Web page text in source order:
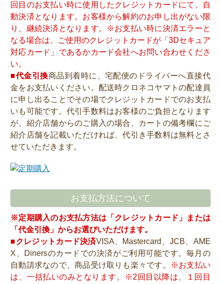
回目のお支払い時に使用したクレジットカードにて、自
動決済となります。お客様から解約のお申し出がない限
り、継続決済となります。※お支払い時に決済エラーと
なる場合は、ご使用のクレジットカードが「3Dセキュア
対応カード」であるかカード会社へお問い合わせくださ
い。
■代金引換商品到着時に、宅配便のドライバーへ直接代
金をお支払いください。配送時クロネコヤマトの配達員
に申し出ることでその場でクレジットカードでのお支払
いも可能です。代引手数料はお客様のご負担となります
が、紹介店舗からのご購入の場合、カートの備考欄にご
紹介店舗を記載いただければ、代引き手数料は無料とさ
せていただきます。
お支払方法について
※定期購入のお支払方法は「クレジットカード」または
「代金引換」からお選びいただけます。
■クレジットカード決済VISA、Mastercard、JCB、AME
X、Dinersのカードでの決済がご利用可能です。毎月の
自動請求なので、商品受け取りも楽々です。
※お支払い
は、一括払いのみとなります。※2回目以降は、１回目